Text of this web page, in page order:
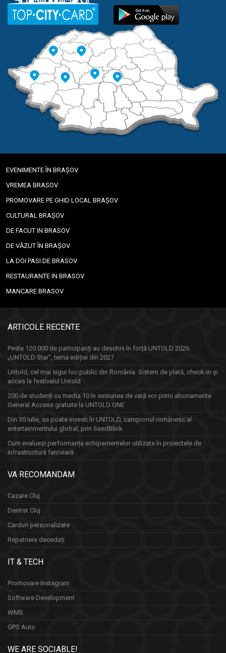
EVENIMENTE ÎN BRAȘOV
VREMEA BRASOV
PROMOVARE PE GHID LOCAL BRAȘOV
CULTURAL BRAȘOV
DE FACUT IN BRASOV
DE VĂZUT ÎN BRAȘOV
LA DOI PASI DE BRASOV
RESTAURANTE IN BRASOV
MANCARE BRASOV
ARTICOLE RECENTE
Peste 120.000 de participanți au deschis în forță UNTOLD 2026.
„UNTOLD Star”, tema ediției din 2027
Untold, cel mai sigur loc public din România. Sistem de plată, check-in și
acces la festivalul Untold
200 de studenți cu media 10 în sesiunea de vară vor primi abonamente
General Access gratuite la UNTOLD ONE
Din 30 iulie, se poate investi în UNTOLD, campionul românesc al
entertainmentului global, prin SeedBlink
Cum evaluezi performanța echipamentelor utilizate în proiectele de
infrastructură feroviară
VA RECOMANDAM
Cazare Cluj
Dentist Cluj
Carduri personalizate
Repatriere decedați
IT & TECH
Promovare Instagram
Software Development
WMS
GPS Auto
WE ARE SOCIABLE!